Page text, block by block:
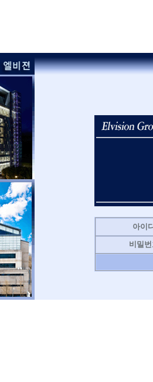
아이
비밀